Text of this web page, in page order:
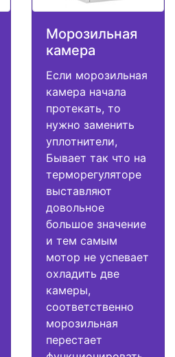
Морозильная
камера
Если морозильная
камера начала
протекать, то
нужно заменить
уплотнители,
Бывает так что на
терморегуляторе
выставляют
довольное
большое значение
и тем самым
мотор не успевает
охладить две
камеры,
соответственно
морозильная
перестает